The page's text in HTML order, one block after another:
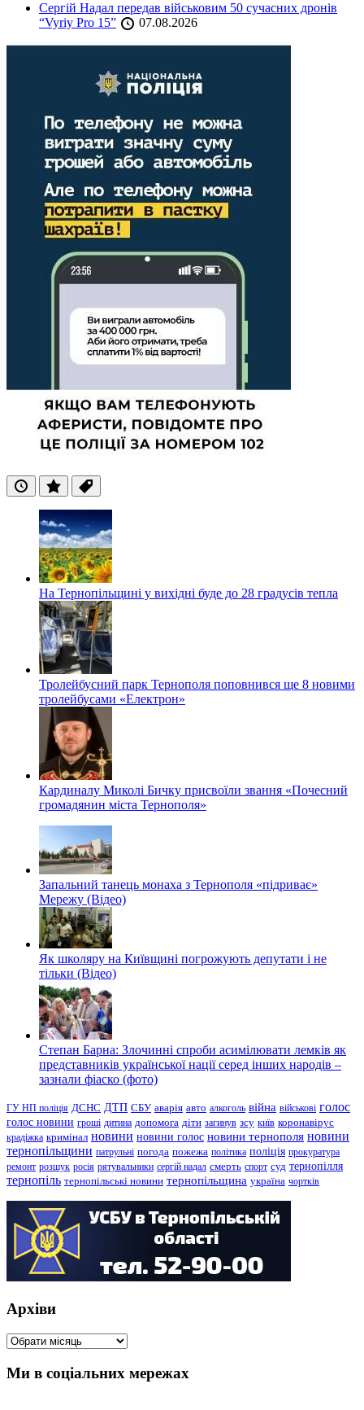
Сергій Надал передав військовим 50 сучасних дронів
“Vyriy Pro 15”
07.08.2026
ОстанніПопулярні
Теги
На Тернопільщині у вихідні буде до 28 градусів тепла
Тролейбусний парк Тернополя поповнився ще 8 новими
тролейбусами «Електрон»
Кардиналу Миколі Бичку присвоїли звання «Почесний
громадянин міста Тернополя»
Запальний танець монаха з Тернополя «підриває»
Мережу (Відео)
Як школяру на Київщині погрожують депутати і не
тільки (Відео)
Степан Барна: Злочинні спроби асимілювати лемків як
представників української нації серед інших народів –
зазнали фіаско (фото)
ГУ НП поліція ДСНС ДТП СБУ аварія авто алкоголь війна військові голос
голос новини гроші дитина допомога діти загинув зсу київ коронавірус
крадіжка кримінал новини новини голос новини тернополя новини
тернопільщини патрульні погода пожежа політика поліція прокуратура
ремонт розшук росія рятувальники сергій надал смерть спорт суд тернопілля
тернопіль тернопільські новини тернопільщина україна чортків
Архіви
Архіви
Ми в соціальних мережах